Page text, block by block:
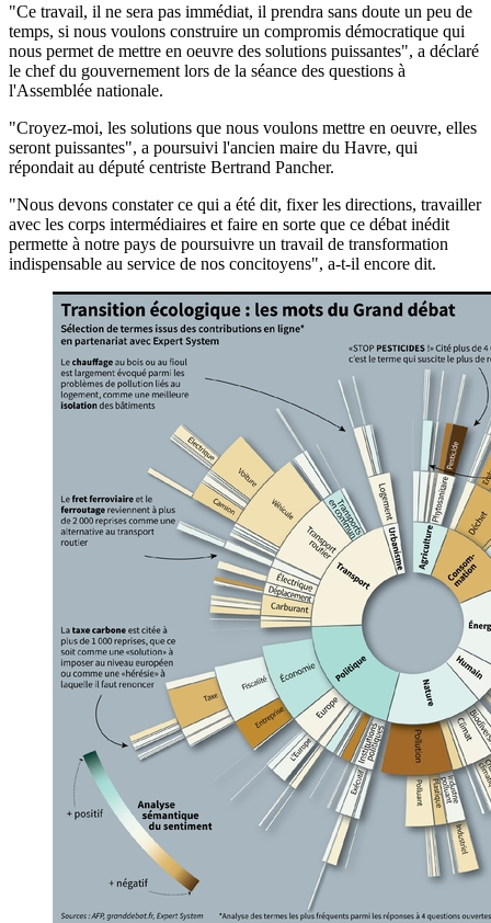
"Ce travail, il ne sera pas immédiat, il prendra sans doute un peu de
temps, si nous voulons construire un compromis démocratique qui
nous permet de mettre en oeuvre des solutions puissantes", a déclaré
le chef du gouvernement lors de la séance des questions à
l'Assemblée nationale.
"Croyez-moi, les solutions que nous voulons mettre en oeuvre, elles
seront puissantes", a poursuivi l'ancien maire du Havre, qui
répondait au député centriste Bertrand Pancher.
"Nous devons constater ce qui a été dit, fixer les directions, travailler
avec les corps intermédiaires et faire en sorte que ce débat inédit
permette à notre pays de poursuivre un travail de transformation
indispensable au service de nos concitoyens", a-t-il encore dit.